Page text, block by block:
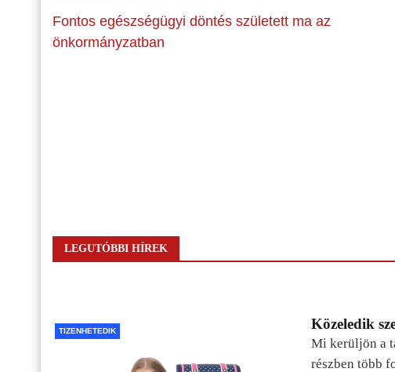
Fontos egészségügyi döntés született ma az
önkormányzatban
LEGUTÓBBI HÍREK
TIZENHETEDIK Közeledik
Mi kerüljön a
részben több